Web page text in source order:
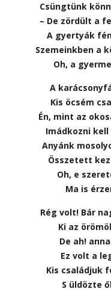
Csüngtünk
– De zördült a
A gyertyák
Szemeinkben a
Oh, a
A
Kis öcsém
Én, mint az
Imádkozni
Anyánk
Összetett
Oh, e
Ma is
Rég volt! Bár
Ki az
De ah!
Ez volt a
Kis családjuk
S üldözte